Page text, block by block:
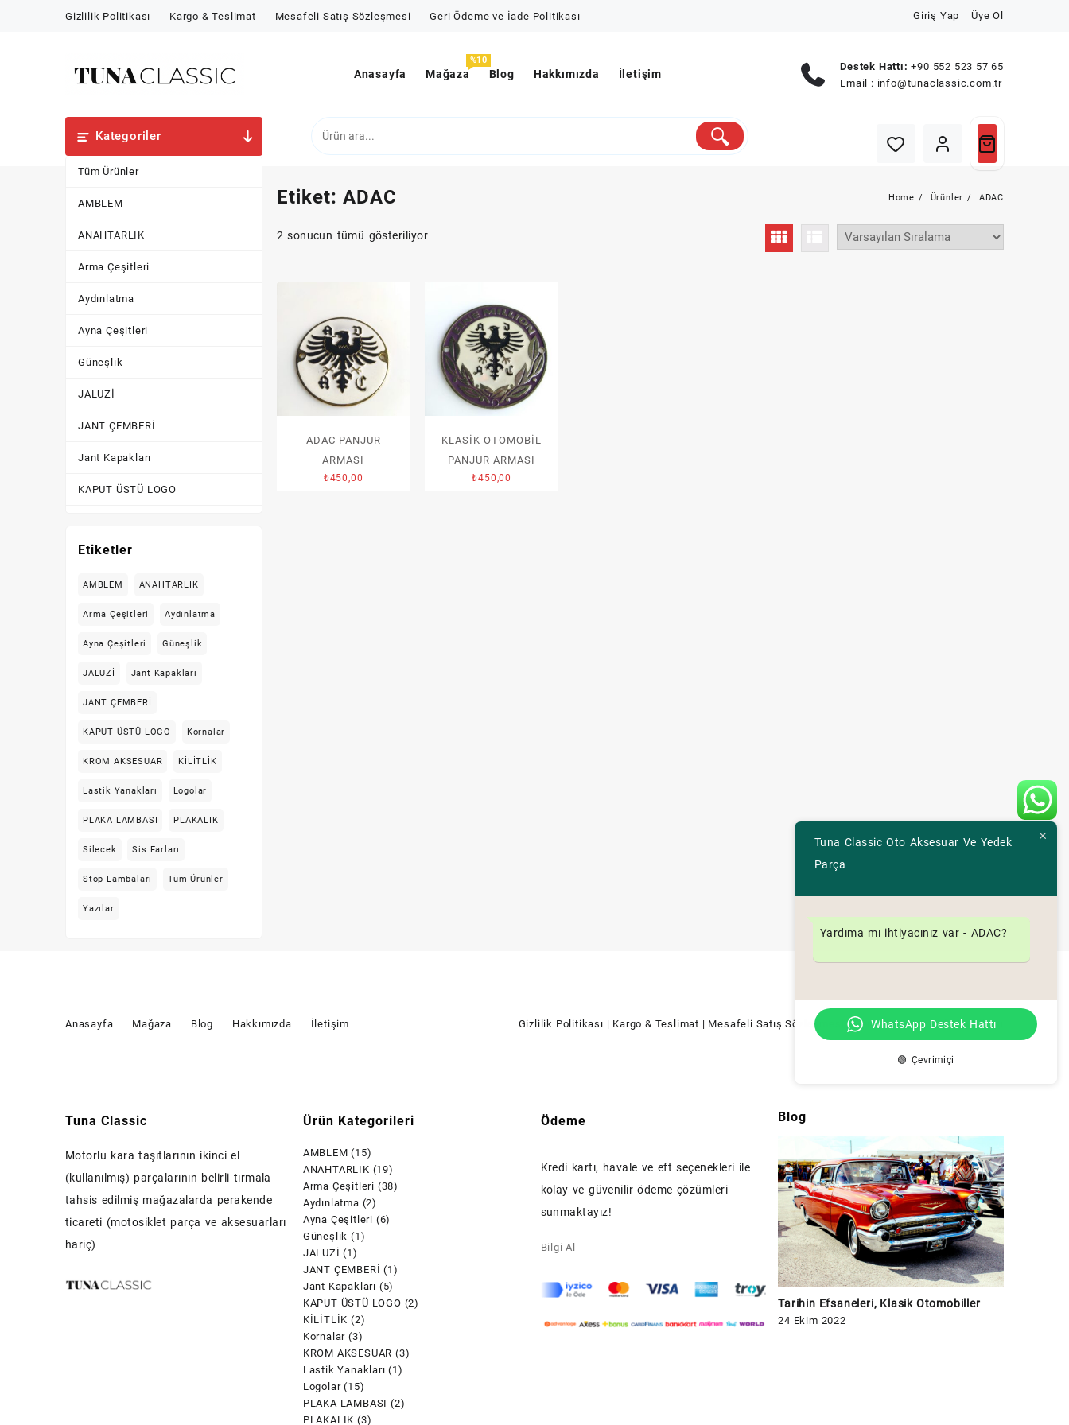
Gizlilik Politikası Kargo & Teslimat Mesafeli Satış Sözleşmesi Geri Ödeme ve İade Politikası Giriş Yap Üye Ol
Anasayfa Mağaza
%10
Blog Hakkımızda İletişim
Destek Hattı: +90 552 523 57 65
Email : info@tunaclassic.com.tr
Kategoriler
Tüm Ürünler
AMBLEM
ANAHTARLIK
Arma Çeşitleri
Aydınlatma
Ayna Çeşitleri
Güneşlik
JALUZİ
JANT ÇEMBERİ
Jant Kapakları
KAPUT ÜSTÜ LOGO
Kornalar
KROM AKSESUAR
Lastik Yanakları
Logolar
Etiket: ADAC Home Ürünler ADAC
2 sonucun tümü gösteriliyor
ADAC PANJUR
ARMASI
₺450,00
KLASİK OTOMOBİL
PANJUR ARMASI
₺450,00
Etiketler
AMBLEM ANAHTARLIK
Arma Çeşitleri Aydınlatma
Ayna Çeşitleri Güneşlik
JALUZİ Jant Kapakları
JANT ÇEMBERİ
KAPUT ÜSTÜ LOGO Kornalar
KROM AKSESUAR KİLİTLİK
Lastik Yanakları Logolar
PLAKA LAMBASI PLAKALIK
Silecek Sis Farları
Stop Lambaları Tüm Ürünler
Yazılar
Anasayfa Mağaza Blog Hakkımızda İletişim Gizlilik Politikası | Kargo & Teslimat | Mesafeli Satış Sözleşmesi | Geri Ödeme ve İade Politikası
Tuna Classic
Motorlu kara taşıtlarının ikinci el
(kullanılmış) parçalarının belirli tırmala
tahsis edilmiş mağazalarda perakende
ticareti (motosiklet parça ve aksesuarları
hariç)
Ürün Kategorileri
AMBLEM (15)
ANAHTARLIK (19)
Arma Çeşitleri (38)
Aydınlatma (2)
Ayna Çeşitleri (6)
Güneşlik (1)
JALUZİ (1)
JANT ÇEMBERİ (1)
Jant Kapakları (5)
KAPUT ÜSTÜ LOGO (2)
KİLİTLİK (2)
Kornalar (3)
KROM AKSESUAR (3)
Lastik Yanakları (1)
Logolar (15)
PLAKA LAMBASI (2)
PLAKALIK (3)
Ödeme
Kredi kartı, havale ve eft seçenekleri ile
kolay ve güvenilir ödeme çözümleri
sunmaktayız!
Bilgi Al
Blog
Tarihin Efsaneleri, Klasik Otomobiller
24 Ekim 2022
Tuna Classic Oto Aksesuar Ve Yedek
Parça
Yardıma mı ihtiyacınız var - ADAC?
WhatsApp Destek Hattı
🟢 Çevrimiçi